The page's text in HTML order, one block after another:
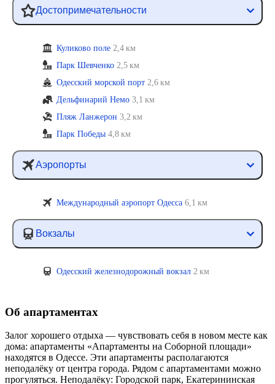
Достопримечательности
Куликово поле 2,4 км
Парк Шевченко 2,5 км
Одесский морской порт 2,6 км
Дельфинарий Немо 3,1 км
Пляж Ланжерон 3,2 км
Парк Победы 4,8 км
Аэропорты
Международный аэропорт Одесса 6,1 км
Вокзалы
Одесский железнодорожный вокзал 2 км
Об апартаментах
Залог хорошего отдыха — чувствовать себя в новом месте как
дома: апартаменты «Апартаменты на Соборной площади»
находятся в Одессе. Эти апартаменты располагаются
неподалёку от центра города. Рядом с апартаментами можно
прогуляться. Неподалёку: Городской парк, Екатерининская